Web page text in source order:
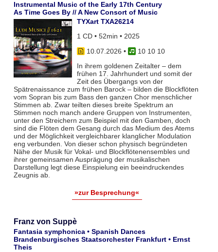
Instrumental Music of the Early 17th Century
As Time Goes By // A New Consort of Music
TYXart TXA26214
1 CD • 52min • 2025
10.07.2026 •
10 10 10
In ihrem goldenen Zeitalter – dem
frühen 17. Jahrhundert und somit der
Zeit des Übergangs von der
Spätrenaissance zum frühen Barock – bilden die Blockflöten
vom Sopran bis zum Bass den ganzen Chor menschlicher
Stimmen ab. Zwar teil­ten dieses breite Spektrum an
Stimmen noch manch andere Gruppen von Instrumenten,
unter den Streichern zum Bei­spiel mit den Gamben, doch
sind die Flöten dem Gesang durch das Medium des Atems
und der Möglichkeit vergleich­barer klanglicher Modulation
eng verbunden. Von dieser schon physisch begründeten
Nähe der Musik für Vokal- und Blockflö­tenensembles und
ihrer gemeinsamen Ausprägung der musikalischen
Darstellung legt diese Einspielung ein beeindruckendes
Zeugnis ab.
»zur Besprechung«
Franz von Suppè
Fantasia symphonica • Spanish Dances
Brandenburgisches Staatsorchester Frankfurt • Ernst
Theis